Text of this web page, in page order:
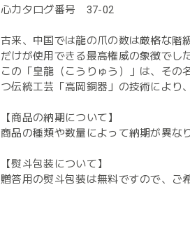
心カタログ番号 37-02
古来、中国では龍の爪の数は厳格な階
だけが使用できる最高権威の象徴でした
この「皇龍（こうりゅう）」は、その
つ伝統工芸「高岡銅器」の技術により
【商品の納期について】
商品の種類や数量によって納期が異な
【熨斗包装について】
贈答用の熨斗包装は無料ですので、ご